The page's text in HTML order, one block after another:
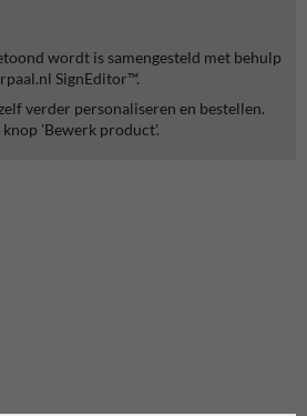
wordt is samengesteld met behulp
SignEditor™.
verder personaliseren en bestellen.
'Bewerk product'.